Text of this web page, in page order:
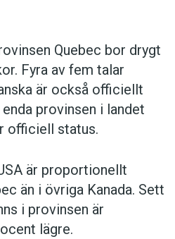
Quebec bor drygt
Fyra av fem talar
är också officiellt
provinsen i landet
officiell status.
är proportionellt
än i övriga Kanada. Sett
i provinsen är
lägre.